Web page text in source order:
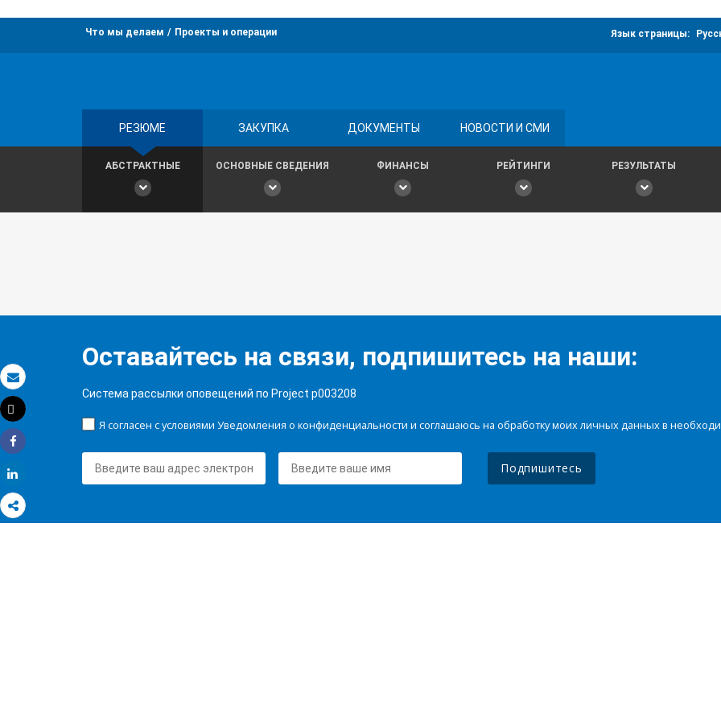
Электронная почта
Распечатать
Tweet
Share
Что мы делаем Проекты и операции Язык страницы:
РЕЗЮМЕ ЗАКУПКА ДОКУМЕНТЫ НОВОСТИ И СМИ
АБСТРАКТНЫЕ ОСНОВНЫЕ СВЕДЕНИЯ ФИНАНСЫ РЕЙТИНГИ РЕЗУЛЬТАТЫ
Оставайтесь на связи, подпишитесь на наши:
Система рассылки оповещений по Project p003208
Я согласен с условиями Уведомления о конфиденциальности и соглашаюсь на обработку моих личных данных в
Подпишитесь